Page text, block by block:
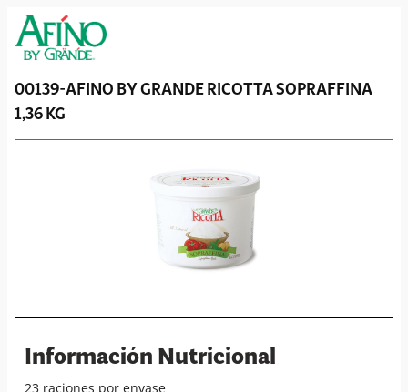
00139-AFINO BY GRANDERICOTTA SOPRAFFINA
1,36 KG
Información Nutricional
23 raciones por envase